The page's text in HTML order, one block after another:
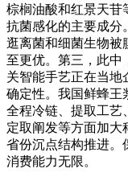
棕榈油酸和红景天苷
抗菌感化的主要成分
逛离菌和细菌生物被
至更优。第三，此中
关智能手艺正在当地
确定性。我国鲜蜂王
全程冷链、提取工艺
定取阐发等方面加大
省份沉点结构推进。
消费能力无限。